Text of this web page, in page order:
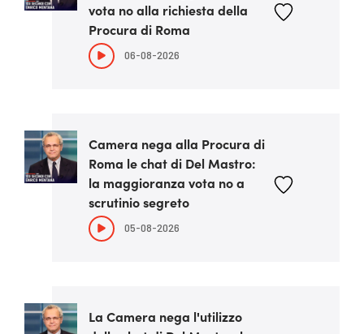
vota no alla richiesta della
Procura di Roma
06-08-2026
Camera nega alla Procura di
Roma le chat di Del Mastro:
la maggioranza vota no a
scrutinio segreto
05-08-2026
La Camera nega l'utilizzo